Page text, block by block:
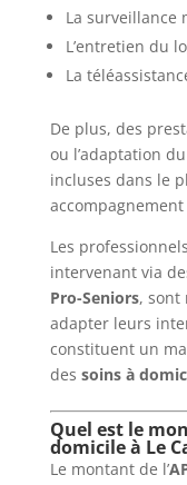
La surveillance
L’entretien du
La
De plus, des
ou l’adaptation
incluses dans le
Les
intervenant via
Pro-Seniors, sont
adapter leurs
constituent un
des soins à
Quel est le
domicile à Le
Le montant de l’